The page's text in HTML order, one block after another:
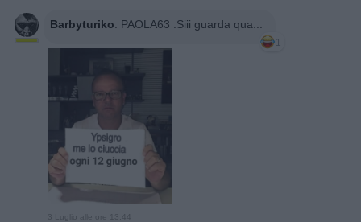
Barbyturiko: PAOLA63 .Siii guarda qua...
1